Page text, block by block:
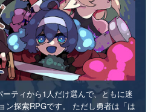
ーティから1人だけ選んで、ともに迷
ン探索RPGです。 ただし勇者は「は
いは魔法が使えず、戦士は可愛らし
を崇拝しています。誰を救うのかを